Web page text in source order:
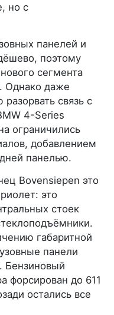
но с
панелей и
поэтому
сегмента
Однако даже
связь с
4-Series
ограничились
добавлением
панелью.
Bovensiepen это
это
стоек
габаритной
панели
Бензиновый
форсирован до 611
остались все